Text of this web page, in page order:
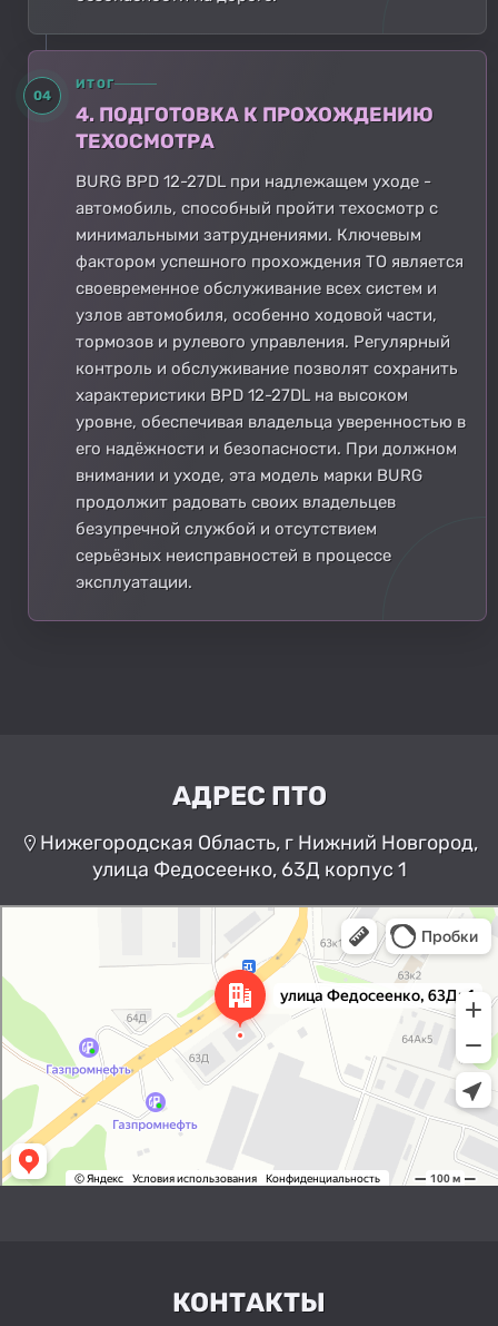
04
ИТОГ
4. ПОДГОТОВКА К ПРОХОЖДЕНИЮ
ТЕХОСМОТРА
BURG BPD 12-27DL при надлежащем уходе -
автомобиль, способный пройти техосмотр с
минимальными затруднениями. Ключевым
фактором успешного прохождения ТО является
своевременное обслуживание всех систем и
узлов автомобиля, особенно ходовой части,
тормозов и рулевого управления. Регулярный
контроль и обслуживание позволят сохранить
характеристики BPD 12-27DL на высоком
уровне, обеспечивая владельца уверенностью в
его надёжности и безопасности. При должном
внимании и уходе, эта модель марки BURG
продолжит радовать своих владельцев
безупречной службой и отсутствием
серьёзных неисправностей в процессе
эксплуатации.
АДРЕС ПТО
Нижегородская Область, г Нижний Новгород,
улица Федосеенко, 63Д корпус 1
Нижний Новгород
Улица Федосеенко, 63Дк1 —
Яндекс Карты
КОНТАКТЫ